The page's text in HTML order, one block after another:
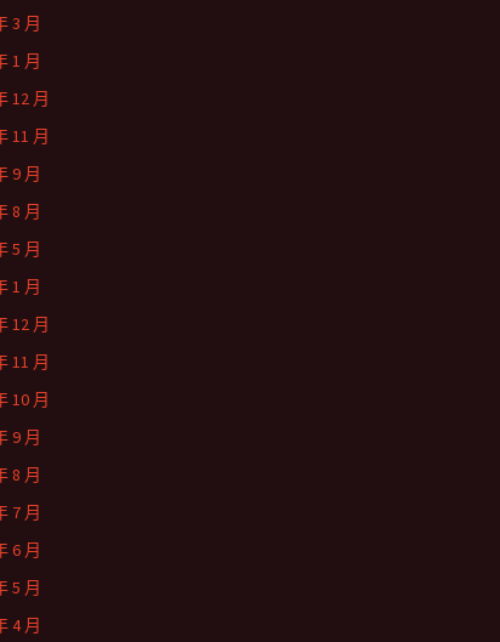
3 月
1 月
12 月
11 月
9 月
8 月
5 月
1 月
12 月
11 月
10 月
9 月
8 月
7 月
6 月
5 月
4 月